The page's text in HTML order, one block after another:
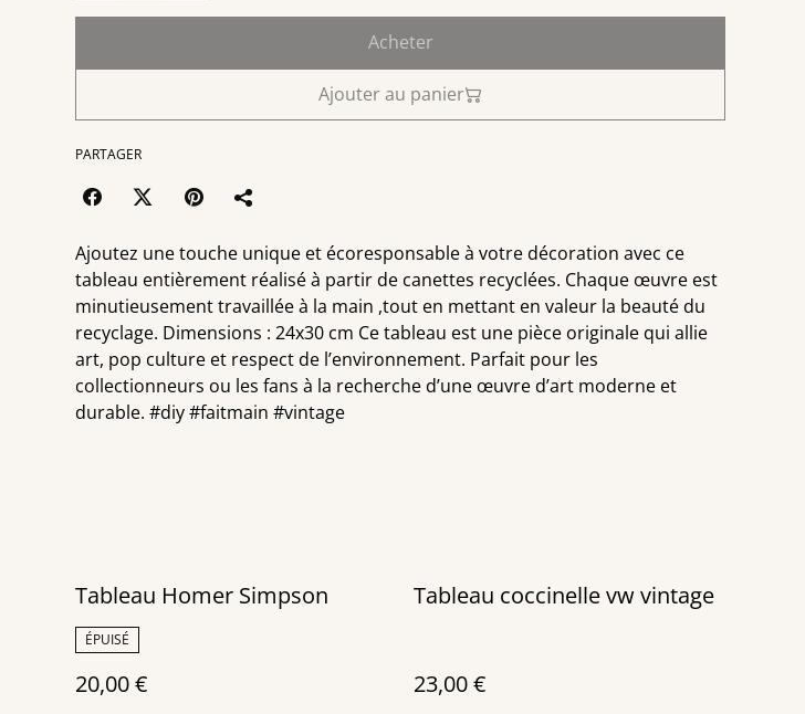
Acheter
Ajouter au panier
PARTAGER
Ajoutez une touche unique et écoresponsable à votre décoration avec ce
tableau entièrement réalisé à partir de canettes recyclées. Chaque œuvre est
minutieusement travaillée à la main ,tout en mettant en valeur la beauté du
recyclage. Dimensions : 24x30 cm Ce tableau est une pièce originale qui allie
art, pop culture et respect de l’environnement. Parfait pour les
collectionneurs ou les fans à la recherche d’une œuvre d’art moderne et
durable. #diy #faitmain #vintage
Tableau Homer Simpson
ÉPUISÉ
20,00 €
Tableau coccinelle vw vintage
23,00 €